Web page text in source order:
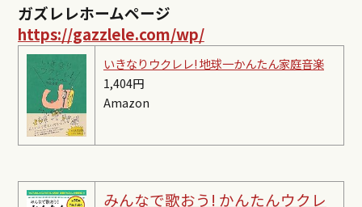
ガズレレホームページ
https://gazzlele.com/wp/
いきなりウクレレ! 地球一かんたん家庭音楽
1,404円
Amazon
みんなで歌おう! かんたんウクレ